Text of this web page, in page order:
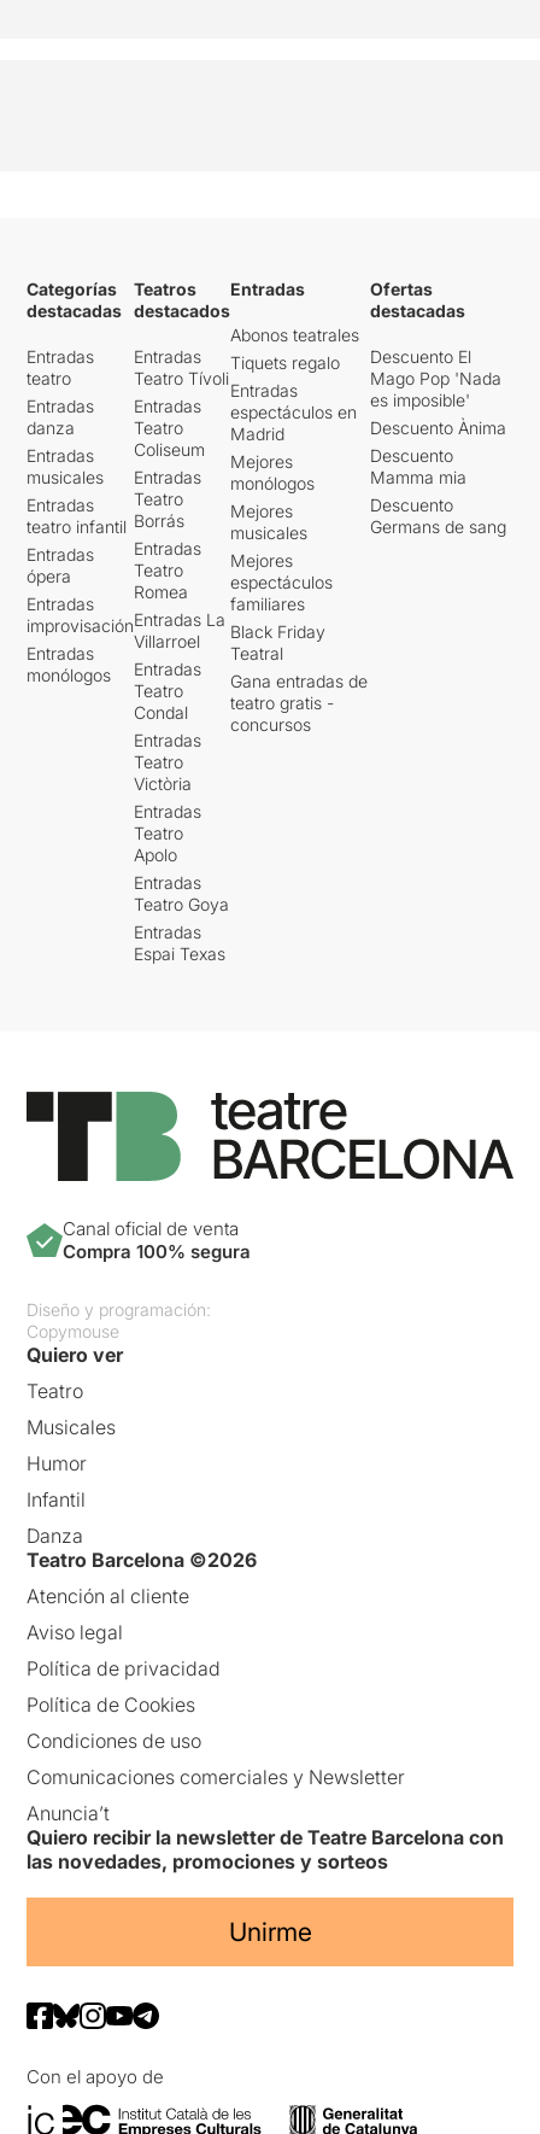
Categorías
destacadas
Entradas
teatro
Entradas
danza
Entradas
musicales
Entradas
teatro infantil
Entradas
ópera
Entradas
improvisación
Entradas
monólogos
Teatros
destacados
Entradas
Teatro Tívoli
Entradas
Teatro
Coliseum
Entradas
Teatro
Borrás
Entradas
Teatro
Romea
Entradas La
Villarroel
Entradas
Teatro
Condal
Entradas
Teatro
Victòria
Entradas
Teatro
Apolo
Entradas
Teatro Goya
Entradas
Espai Texas
Entradas
Abonos teatrales
Tiquets regalo
Entradas
espectáculos en
Madrid
Mejores
monólogos
Mejores
musicales
Mejores
espectáculos
familiares
Black Friday
Teatral
Gana entradas de
teatro gratis -
concursos
Ofertas
destacadas
Descuento El
Mago Pop 'Nada
es imposible'
Descuento Ànima
Descuento
Mamma mia
Descuento
Germans de sang
Canal oficial de venta
Compra 100% segura
Diseño y programación:
Copymouse
Quiero ver
Teatro
Musicales
Humor
Infantil
Danza
Teatro Barcelona ©2026
Atención al cliente
Aviso legal
Política de privacidad
Política de Cookies
Condiciones de uso
Comunicaciones comerciales y Newsletter
Anuncia’t
Quiero recibir la newsletter de Teatre Barcelona con
las novedades, promociones y sorteos
Unirme
Con el apoyo de